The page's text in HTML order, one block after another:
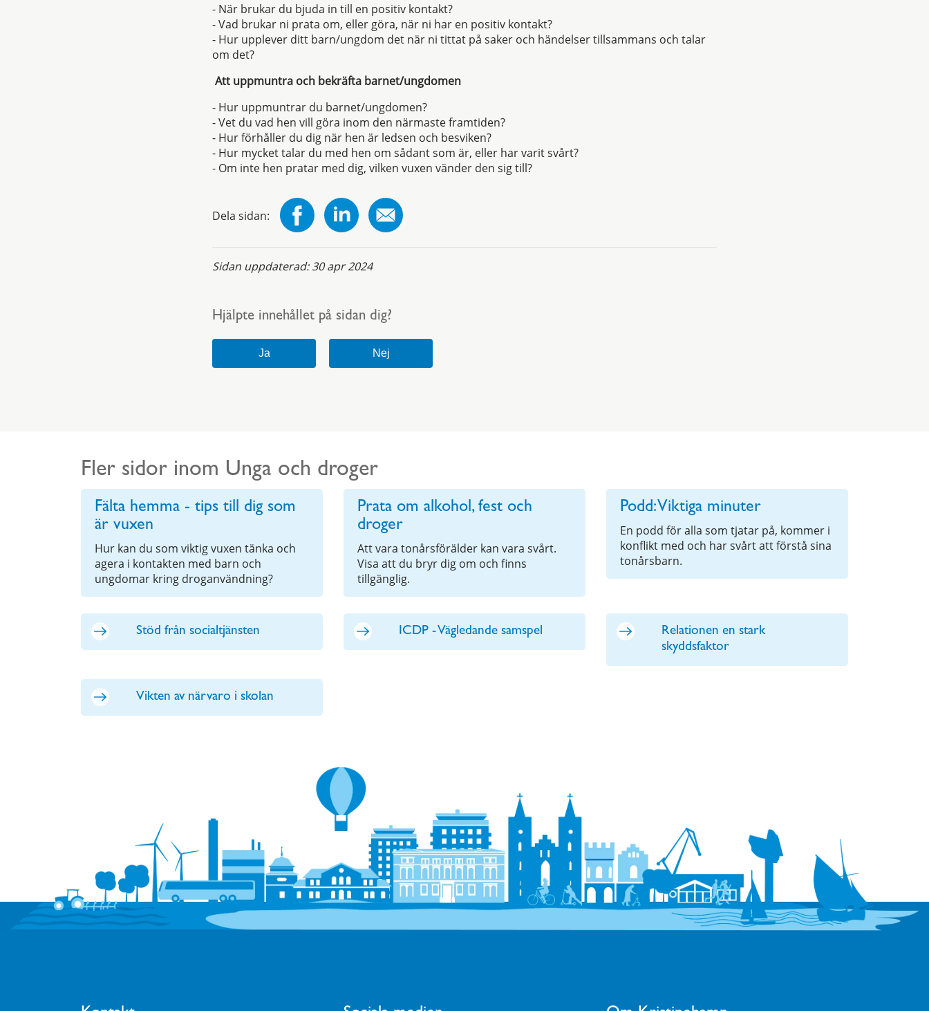
- När brukar du bjuda in till en positiv kontakt?
- Vad brukar ni prata om, eller göra, när ni har en positiv kontakt?
- Hur upplever ditt barn/ungdom det när ni tittat på saker och händelser tillsammans och talar
om det?
Att uppmuntra och bekräfta barnet/ungdomen
- Hur uppmuntrar du barnet/ungdomen?
- Vet du vad hen vill göra inom den närmaste framtiden?
- Hur förhåller du dig när hen är ledsen och besviken?
- Hur mycket talar du med hen om sådant som är, eller har varit svårt?
- Om inte hen pratar med dig, vilken vuxen vänder den sig till?
Dela sidan:
Sidan uppdaterad:30 apr 2024
Hjälpte innehållet på sidan dig?
Fler sidor inom Unga och droger
Fälta hemma - tips till dig som
är vuxen
Hur kan du som viktig vuxen tänka och
agera i kontakten med barn och
ungdomar kring droganvändning?
Prata om alkohol, fest och
droger
Att vara tonårsförälder kan vara svårt.
Visa att du bryr dig om och finns
tillgänglig.
Podd: Viktiga minuter
En podd för alla som tjatar på, kommer i
konflikt med och har svårt att förstå sina
tonårsbarn.
Stöd från socialtjänsten ICDP - Vägledande samspel
Relationen en stark
skyddsfaktor
Vikten av närvaro i skolan